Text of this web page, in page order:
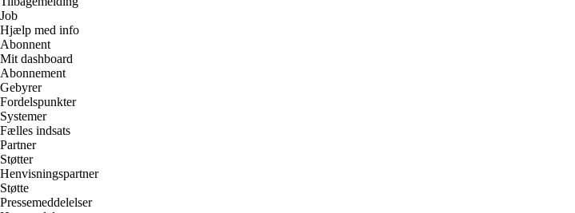
Job
Hjælp med info
Abonnent
Mit dashboard
Abonnement
Gebyrer
Fordelspunkter
Systemer
Fælles indsats
Partner
Støtter
Henvisningspartner
Støtte
Pressemeddelelser